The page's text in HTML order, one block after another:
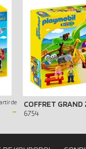
de
-
COFFRET GRAND
6754